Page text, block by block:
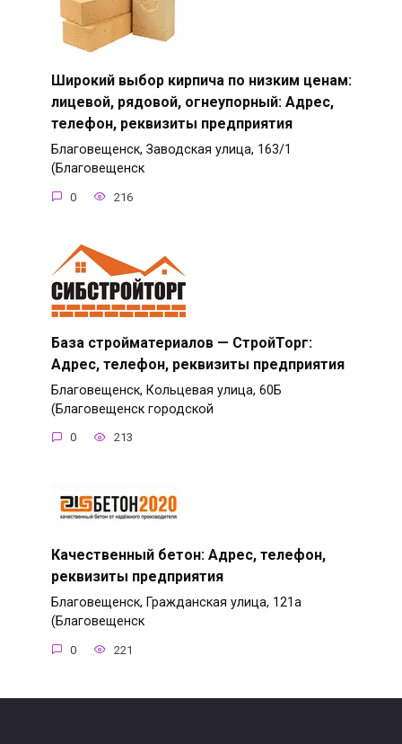
Широкий выбор кирпича по низким ценам:
лицевой, рядовой, огнеупорный: Адрес,
телефон, реквизиты предприятия
Благовещенск, Заводская улица, 163/1
(Благовещенск
0 216
База стройматериалов — СтройТорг:
Адрес, телефон, реквизиты предприятия
Благовещенск, Кольцевая улица, 60Б
(Благовещенск городской
0 213
Качественный бетон: Адрес, телефон,
реквизиты предприятия
Благовещенск, Гражданская улица, 121а
(Благовещенск
0 221